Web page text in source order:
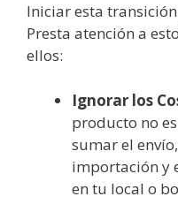
Iniciar esta
Presta atención a
ellos:
Ignorar los
producto no
sumar el
importación y
en tu local o